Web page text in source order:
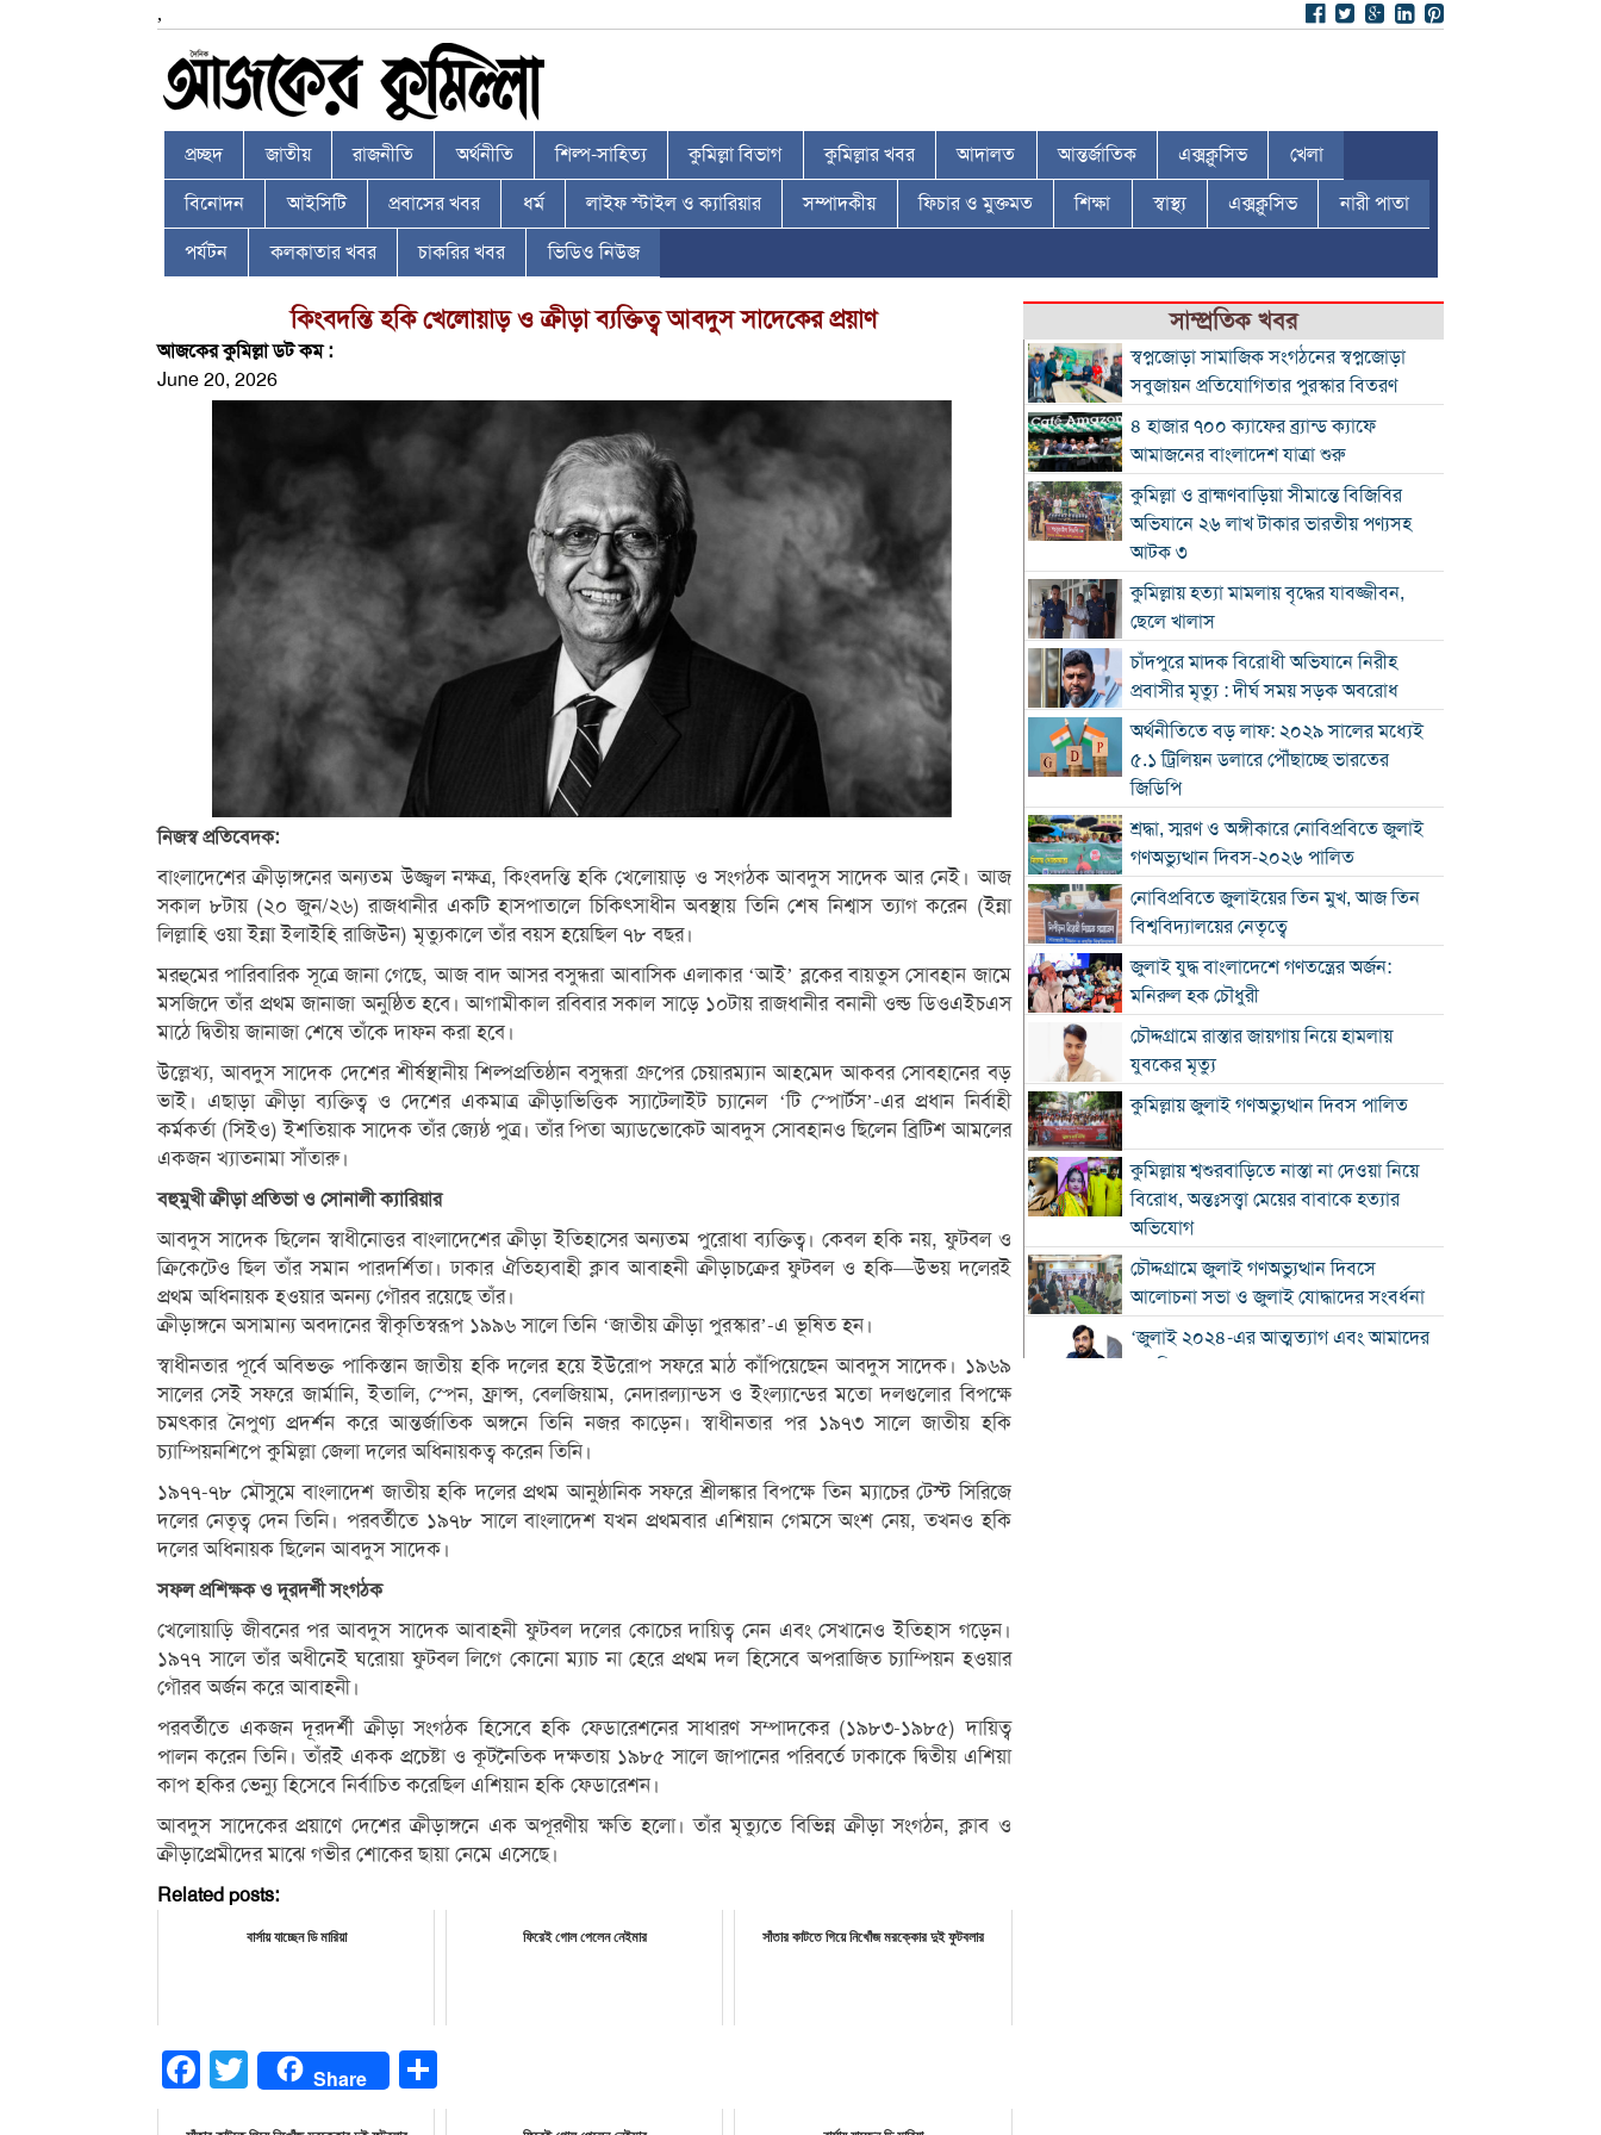
,
প্রচ্ছদ জাতীয় রাজনীতি অর্থনীতি শিল্প-সাহিত্য কুমিল্লা বিভাগ কুমিল্লার খবর আদালত আন্তর্জাতিক এক্সক্লুসিভ খেলা
বিনোদন আইসিটি প্রবাসের খবর ধর্ম লাইফ স্টাইল ও ক্যারিয়ার সম্পাদকীয় ফিচার ও মুক্তমত শিক্ষা স্বাস্থ্য এক্সক্লুসিভ নারী পাতা
পর্যটন কলকাতার খবর চাকরির খবর ভিডিও নিউজ
কিংবদন্তি হকি খেলোয়াড় ও ক্রীড়া ব্যক্তিত্ব আবদুস সাদেকের প্রয়াণ
আজকের কুমিল্লা ডট কম :
June 20, 2026
নিজস্ব প্রতিবেদক:
বাংলাদেশের ক্রীড়াঙ্গনের অন্যতম উজ্জ্বল নক্ষত্র, কিংবদন্তি হকি খেলোয়াড় ও সংগঠক আবদুস সাদেক আর নেই। আজ
সকাল ৮টায় (২০ জুন/২৬) রাজধানীর একটি হাসপাতালে চিকিৎসাধীন অবস্থায় তিনি শেষ নিশ্বাস ত্যাগ করেন (ইন্না
লিল্লাহি ওয়া ইন্না ইলাইহি রাজিউন) মৃত্যুকালে তাঁর বয়স হয়েছিল ৭৮ বছর।
মরহুমের পারিবারিক সূত্রে জানা গেছে, আজ বাদ আসর বসুন্ধরা আবাসিক এলাকার ‘আই’ ব্লকের বায়তুস সোবহান জামে
মসজিদে তাঁর প্রথম জানাজা অনুষ্ঠিত হবে। আগামীকাল রবিবার সকাল সাড়ে ১০টায় রাজধানীর বনানী ওল্ড ডিওএইচএস
মাঠে দ্বিতীয় জানাজা শেষে তাঁকে দাফন করা হবে।
উল্লেখ্য, আবদুস সাদেক দেশের শীর্ষস্থানীয় শিল্পপ্রতিষ্ঠান বসুন্ধরা গ্রুপের চেয়ারম্যান আহমেদ আকবর সোবহানের বড়
ভাই। এছাড়া ক্রীড়া ব্যক্তিত্ব ও দেশের একমাত্র ক্রীড়াভিত্তিক স্যাটেলাইট চ্যানেল ‘টি স্পোর্টস’-এর প্রধান নির্বাহী
কর্মকর্তা (সিইও) ইশতিয়াক সাদেক তাঁর জ্যেষ্ঠ পুত্র। তাঁর পিতা অ্যাডভোকেট আবদুস সোবহানও ছিলেন ব্রিটিশ আমলের
একজন খ্যাতনামা সাঁতারু।
বহুমুখী ক্রীড়া প্রতিভা ও সোনালী ক্যারিয়ার
আবদুস সাদেক ছিলেন স্বাধীনোত্তর বাংলাদেশের ক্রীড়া ইতিহাসের অন্যতম পুরোধা ব্যক্তিত্ব। কেবল হকি নয়, ফুটবল ও
ক্রিকেটেও ছিল তাঁর সমান পারদর্শিতা। ঢাকার ঐতিহ্যবাহী ক্লাব আবাহনী ক্রীড়াচক্রের ফুটবল ও হকি—উভয় দলেরই
প্রথম অধিনায়ক হওয়ার অনন্য গৌরব রয়েছে তাঁর।
ক্রীড়াঙ্গনে অসামান্য অবদানের স্বীকৃতিস্বরূপ ১৯৯৬ সালে তিনি ‘জাতীয় ক্রীড়া পুরস্কার’-এ ভূষিত হন।
স্বাধীনতার পূর্বে অবিভক্ত পাকিস্তান জাতীয় হকি দলের হয়ে ইউরোপ সফরে মাঠ কাঁপিয়েছেন আবদুস সাদেক। ১৯৬৯
সালের সেই সফরে জার্মানি, ইতালি, স্পেন, ফ্রান্স, বেলজিয়াম, নেদারল্যান্ডস ও ইংল্যান্ডের মতো দলগুলোর বিপক্ষে
চমৎকার নৈপুণ্য প্রদর্শন করে আন্তর্জাতিক অঙ্গনে তিনি নজর কাড়েন। স্বাধীনতার পর ১৯৭৩ সালে জাতীয় হকি
চ্যাম্পিয়নশিপে কুমিল্লা জেলা দলের অধিনায়কত্ব করেন তিনি।
১৯৭৭-৭৮ মৌসুমে বাংলাদেশ জাতীয় হকি দলের প্রথম আনুষ্ঠানিক সফরে শ্রীলঙ্কার বিপক্ষে তিন ম্যাচের টেস্ট সিরিজে
দলের নেতৃত্ব দেন তিনি। পরবর্তীতে ১৯৭৮ সালে বাংলাদেশ যখন প্রথমবার এশিয়ান গেমসে অংশ নেয়, তখনও হকি
দলের অধিনায়ক ছিলেন আবদুস সাদেক।
সফল প্রশিক্ষক ও দূরদর্শী সংগঠক
খেলোয়াড়ি জীবনের পর আবদুস সাদেক আবাহনী ফুটবল দলের কোচের দায়িত্ব নেন এবং সেখানেও ইতিহাস গড়েন।
১৯৭৭ সালে তাঁর অধীনেই ঘরোয়া ফুটবল লিগে কোনো ম্যাচ না হেরে প্রথম দল হিসেবে অপরাজিত চ্যাম্পিয়ন হওয়ার
গৌরব অর্জন করে আবাহনী।
পরবর্তীতে একজন দূরদর্শী ক্রীড়া সংগঠক হিসেবে হকি ফেডারেশনের সাধারণ সম্পাদকের (১৯৮৩-১৯৮৫) দায়িত্ব
পালন করেন তিনি। তাঁরই একক প্রচেষ্টা ও কূটনৈতিক দক্ষতায় ১৯৮৫ সালে জাপানের পরিবর্তে ঢাকাকে দ্বিতীয় এশিয়া
কাপ হকির ভেন্যু হিসেবে নির্বাচিত করেছিল এশিয়ান হকি ফেডারেশন।
আবদুস সাদেকের প্রয়াণে দেশের ক্রীড়াঙ্গনে এক অপূরণীয় ক্ষতি হলো। তাঁর মৃত্যুতে বিভিন্ন ক্রীড়া সংগঠন, ক্লাব ও
ক্রীড়াপ্রেমীদের মাঝে গভীর শোকের ছায়া নেমে এসেছে।
Related posts:
বার্সায় যাচ্ছেন ডি মারিয়া ফিরেই গোল পেলেন নেইমার সাঁতার কাটতে গিয়ে নিখোঁজ মরক্কোর দুই ফুটবলার
Facebook
Twitter Share
সাম্প্রতিক খবর
স্বপ্নজোড়া সামাজিক সংগঠনের স্বপ্নজোড়া
সবুজায়ন প্রতিযোগিতার পুরস্কার বিতরণ
৪ হাজার ৭০০ ক্যাফের ব্র্যান্ড ক্যাফে
আমাজনের বাংলাদেশ যাত্রা শুরু
কুমিল্লা ও ব্রাহ্মণবাড়িয়া সীমান্তে বিজিবির
অভিযানে ২৬ লাখ টাকার ভারতীয় পণ্যসহ
আটক ৩
কুমিল্লায় হত্যা মামলায় বৃদ্ধের যাবজ্জীবন,
ছেলে খালাস
চাঁদপুরে মাদক বিরোধী অভিযানে নিরীহ
প্রবাসীর মৃত্যু : দীর্ঘ সময় সড়ক অবরোধ
অর্থনীতিতে বড় লাফ: ২০২৯ সালের মধ্যেই
৫.১ ট্রিলিয়ন ডলারে পৌঁছাচ্ছে ভারতের
জিডিপি
শ্রদ্ধা, স্মরণ ও অঙ্গীকারে নোবিপ্রবিতে জুলাই
গণঅভ্যুত্থান দিবস-২০২৬ পালিত
নোবিপ্রবিতে জুলাইয়ের তিন মুখ, আজ তিন
বিশ্ববিদ্যালয়ের নেতৃত্বে
জুলাই যুদ্ধ বাংলাদেশে গণতন্ত্রের অর্জন:
মনিরুল হক চৌধুরী
চৌদ্দগ্রামে রাস্তার জায়গায় নিয়ে হামলায়
যুবকের মৃত্যু
কুমিল্লায় জুলাই গণঅভ্যুত্থান দিবস পালিত
কুমিল্লায় শ্বশুরবাড়িতে নাস্তা না দেওয়া নিয়ে
বিরোধ, অন্তঃসত্ত্বা মেয়ের বাবাকে হত্যার
অভিযোগ
চৌদ্দগ্রামে জুলাই গণঅভ্যুত্থান দিবসে
আলোচনা সভা ও জুলাই যোদ্ধাদের সংবর্ধনা
‘জুলাই ২০২৪-এর আত্মত্যাগ এবং আমাদের